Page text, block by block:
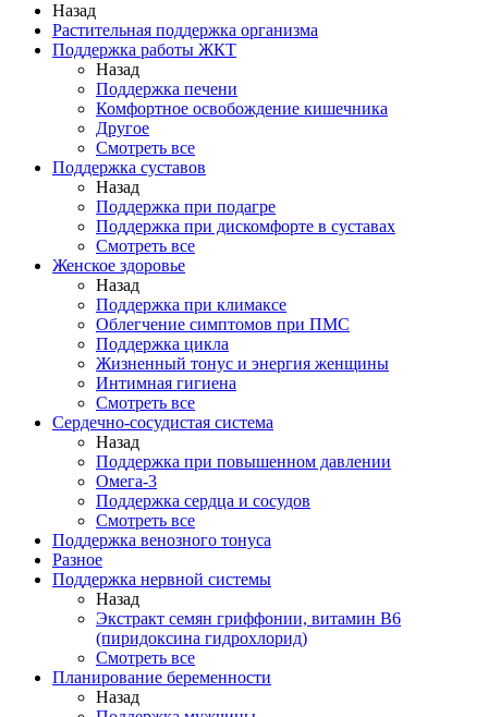
Назад
Растительная поддержка организма
Поддержка работы ЖКТ
Назад
Поддержка печени
Комфортное освобождение кишечника
Другое
Смотреть все
Поддержка суставов
Назад
Поддержка при подагре
Поддержка при дискомфорте в суставах
Смотреть все
Женское здоровье
Назад
Поддержка при климаксе
Облегчение симптомов при ПМС
Поддержка цикла
Жизненный тонус и энергия женщины
Интимная гигиена
Смотреть все
Сердечно-сосудистая система
Назад
Поддержка при повышенном давлении
Омега-3
Поддержка сердца и сосудов
Смотреть все
Поддержка венозного тонуса
Разное
Поддержка нервной системы
Назад
Экстракт семян гриффонии, витамин В6
(пиридоксина гидрохлорид)
Смотреть все
Планирование беременности
Назад